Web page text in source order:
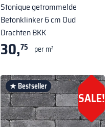
Stonique getrommelde
Betonklinker 6 cm Oud
Drachten BKK
30,75 per m²
★ Bestseller
SALE!